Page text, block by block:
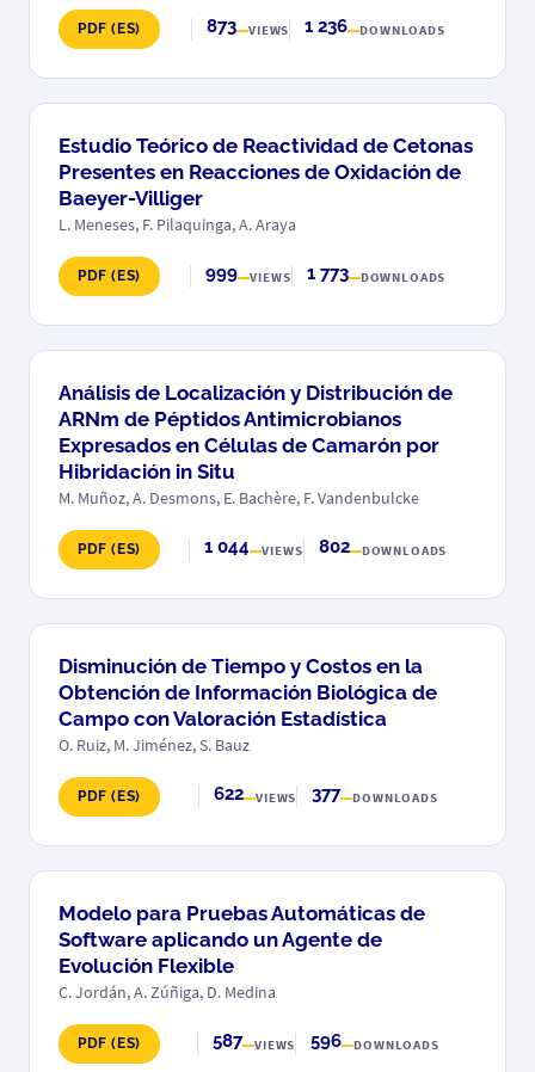
PDF (ES) 873 VIEWS 1 236 DOWNLOADS
Estudio Teórico de Reactividad de Cetonas
Presentes en Reacciones de Oxidación de
Baeyer-Villiger
L. Meneses, F. Pilaquinga, A. Araya
PDF (ES) 999 VIEWS 1 773 DOWNLOADS
Análisis de Localización y Distribución de
ARNm de Péptidos Antimicrobianos
Expresados en Células de Camarón por
Hibridación in Situ
M. Muñoz, A. Desmons, E. Bachère, F. Vandenbulcke
PDF (ES) 1 044 VIEWS 802 DOWNLOADS
Disminución de Tiempo y Costos en la
Obtención de Información Biológica de
Campo con Valoración Estadística
O. Ruiz, M. Jiménez, S. Bauz
PDF (ES) 622 VIEWS 377 DOWNLOADS
Modelo para Pruebas Automáticas de
Software aplicando un Agente de
Evolución Flexible
C. Jordán, A. Zúñiga, D. Medina
PDF (ES) 587 VIEWS 596 DOWNLOADS